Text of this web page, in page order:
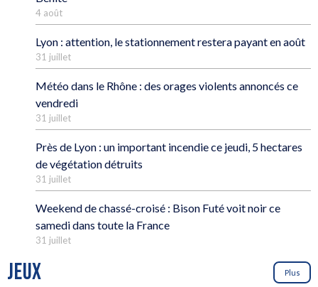
4 août
Lyon : attention, le stationnement restera payant en août
31 juillet
Météo dans le Rhône : des orages violents annoncés ce
vendredi
31 juillet
Près de Lyon : un important incendie ce jeudi, 5 hectares
de végétation détruits
31 juillet
Weekend de chassé-croisé : Bison Futé voit noir ce
samedi dans toute la France
31 juillet
JEUX Plus